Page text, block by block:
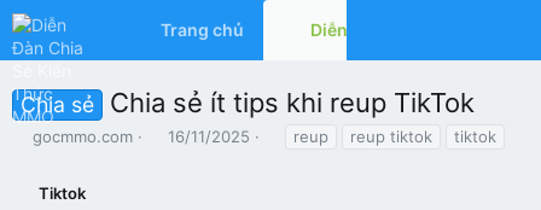
Trang chủ Diễn đàn
Chia sẻ Chia sẻ ít tips khi reup TikTok
T
gocmmo.com
N
16/11/2025 reup reup tiktok tiktok
Tiktok